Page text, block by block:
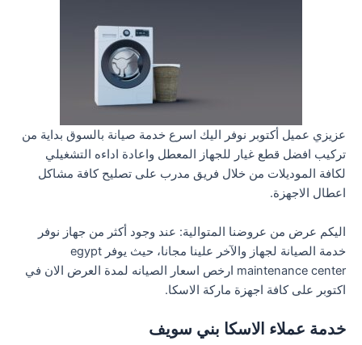
عزيزي عميل أكتوبر نوفر اليك اسرع خدمة صيانة بالسوق بداية من
تركيب افضل قطع غيار للجهاز المعطل واعادة اداءه التشغيلي
لكافة الموديلات من خلال فريق مدرب على تصليح كافة مشاكل
اعطال الاجهزة.
اليكم عرض من عروضنا المتوالية: عند وجود أكثر من جهاز نوفر
خدمة الصيانة لجهاز والآخر علينا مجانا، حيث يوفر egypt
maintenance center ارخص اسعار الصيانه لمدة العرض الان في
اكتوبر على كافة اجهزة ماركة الاسكا.
خدمة عملاء الاسكا بني سويف